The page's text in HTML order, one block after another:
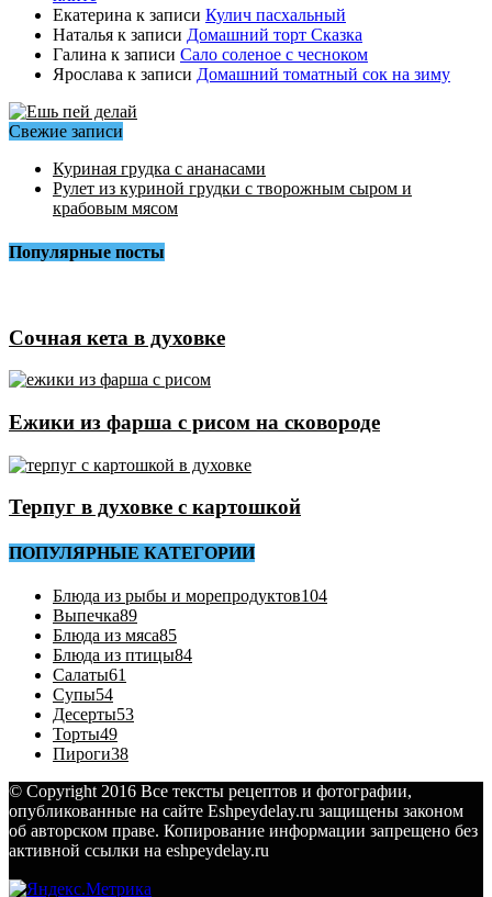
Екатерина к записи Кулич пасхальный
Наталья к записи Домашний торт Сказка
Галина к записи Сало соленое с чесноком
Ярослава к записи Домашний томатный сок на зиму
Свежие записи
Куриная грудка с ананасами
Рулет из куриной грудки с творожным сыром и
крабовым мясом
Популярные посты
Сочная кета в духовке
Ежики из фарша с рисом на сковороде
Терпуг в духовке с картошкой
ПОПУЛЯРНЫЕ КАТЕГОРИИ
Блюда из рыбы и морепродуктов104
Выпечка89
Блюда из мяса85
Блюда из птицы84
Салаты61
Супы54
Десерты53
Торты49
Пироги38
© Copyright 2016 Все тексты рецептов и фотографии,
опубликованные на сайте Eshpeydelay.ru защищены законом
об авторском праве. Копирование информации запрещено без
активной ссылки на eshpeydelay.ru